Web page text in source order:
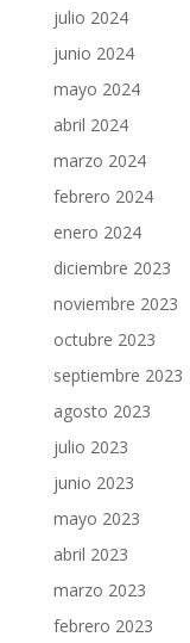
julio 2024
junio 2024
mayo 2024
abril 2024
marzo 2024
febrero 2024
enero 2024
diciembre 2023
noviembre 2023
octubre 2023
septiembre 2023
agosto 2023
julio 2023
junio 2023
mayo 2023
abril 2023
marzo 2023
febrero 2023